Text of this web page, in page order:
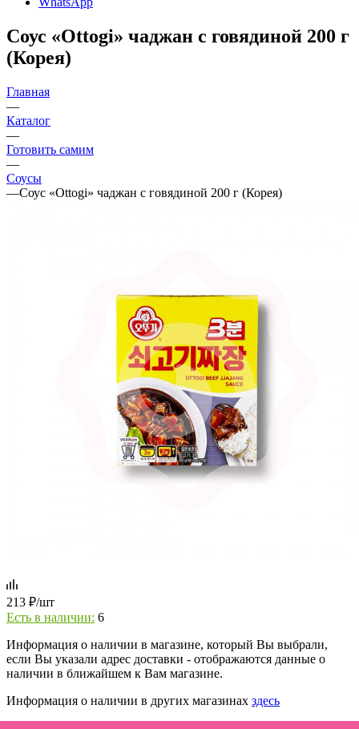
Соус «Ottogi» чаджан с говядиной 200 г
(Корея)
Главная
—
Каталог
—
Готовить самим
—
Соусы
—Соус «Ottogi» чаджан с говядиной 200 г (Корея)
213 ₽/шт
Есть в наличии: 6
Информация о наличии в магазине, который Вы выбрали,
если Вы указали адрес доставки - отображаются данные о
наличии в ближайшем к Вам магазине.
Информация о наличии в других магазинах здесь